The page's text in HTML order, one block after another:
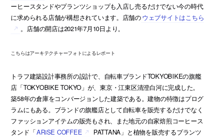
ーヒースタンドやプランツショップも入店し売るだけでない今の時代
に求められる店舗が構想されています。店舗のウェブサイトはこちら
。店舗の開店は2021年7月10日より。
こちらはアーキテクチャーフォトによるレポート
トラフ建築設計事務所の設計で、自転車ブランドTOKYOBIKEの旗艦
店「TOKYOBIKE TOKYO」が、東京・江東区清澄白河に完成した。
築58年の倉庫をコンバージョンした建築である。建物の特徴はプログ
ラムにもある。ブランドの旗艦店として自転車を販売するだけでなく
ファッションアイテムの販売もされ、また地元の自家焙煎コーヒース
タンド「ARiSE COFFEE
PATTANA」と植物を販売するプランツ